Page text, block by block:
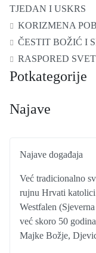
TJEDAN I USKRS
KORIZMENA
ČESTIT BOŽIĆ I
RASPORED
Potkategorije
Najave
Najave događaja
Već tradicionalno
rujnu Hrvati
Westfalen
već skoro 50
Majke Božje,